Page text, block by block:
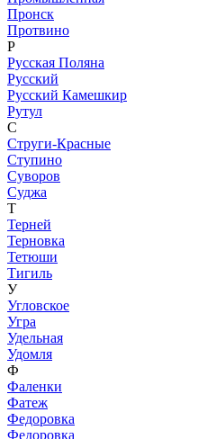
Пронск
Протвино
Р
Русская Поляна
Русский
Русский Камешкир
Рутул
С
Струги-Красные
Ступино
Суворов
Суджа
Т
Терней
Терновка
Тетюши
Тигиль
У
Угловское
Угра
Удельная
Удомля
Ф
Фаленки
Фатеж
Федоровка
Федоровка